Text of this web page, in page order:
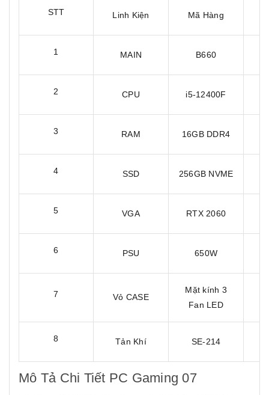
STT Linh Kiện Mã Hàng
1 MAIN B660
2 CPU i5-12400F
3 RAM 16GB DDR4
4 SSD 256GB NVME
5 VGA RTX 2060
6 PSU 650W
7 Vỏ CASE
Mặt kính 3
Fan LED
8 Tản Khí SE-214
Mô Tả Chi Tiết PC Gaming 07